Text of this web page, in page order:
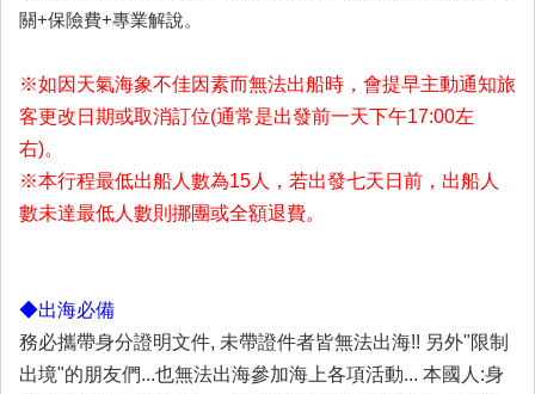
關+保險費+專業解說。
※如因天氣海象不佳因素而無法出船時，會提早主動通知旅
客更改日期或取消訂位(通常是出發前一天下午17:00左
右)。
※本行程最低出船人數為15人，若出發七天日前，出船人
數未達最低人數則挪團或全額退費。
◆出海必備
務必攜帶身分證明文件, 未帶證件者皆無法出海!! 另外"限制
出境"的朋友們...也無法出海參加海上各項活動... 本國人:身